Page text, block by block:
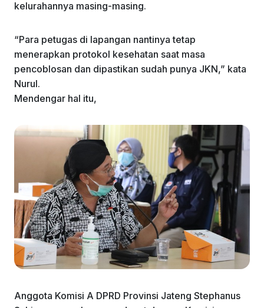
kelurahannya masing-masing.
“Para petugas di lapangan nantinya tetap
menerapkan protokol kesehatan saat masa
pencoblosan dan dipastikan sudah punya JKN,” kata
Nurul.
Mendengar hal itu,
Anggota Komisi A DPRD Provinsi Jateng Stephanus